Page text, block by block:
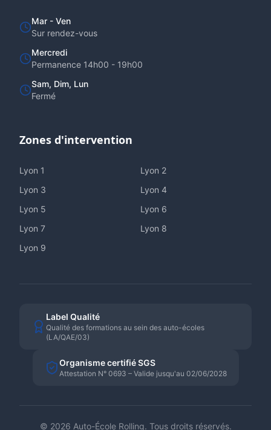
Mar - Ven
Sur rendez-vous
Mercredi
Permanence 14h00 - 19h00
Sam, Dim, Lun
Fermé
Zones d'intervention
Lyon 1 Lyon 2
Lyon 3 Lyon 4
Lyon 5 Lyon 6
Lyon 7 Lyon 8
Lyon 9
Label Qualité
Qualité des formations au sein des auto-écoles
(LA/QAE/03)
Organisme certifié SGS
Attestation N° 0693 – Valide jusqu'au 02/06/2028
© 2026 Auto-École Rolling. Tous droits réservés.